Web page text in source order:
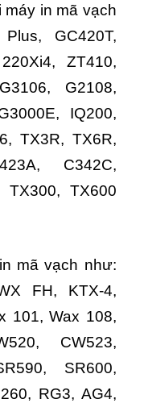
in mã vạch
GC420T,
ZT410,
G2108,
IQ200,
TX3R, TX6R,
C342C,
TX300, TX600
mã vạch như:
FH, KTX-4,
101, Wax 108,
CW523,
SR600,
RG3, AG4,